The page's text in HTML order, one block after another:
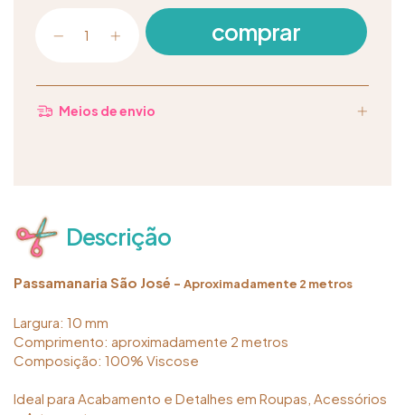
Meios de envio
Descrição
Passamanaria São José - Aproximadamente 2 metros
Largura: 10 mm
Comprimento: aproximadamente 2 metros
Composição: 100% Viscose
Ideal para Acabamento e Detalhes em Roupas, Acessórios